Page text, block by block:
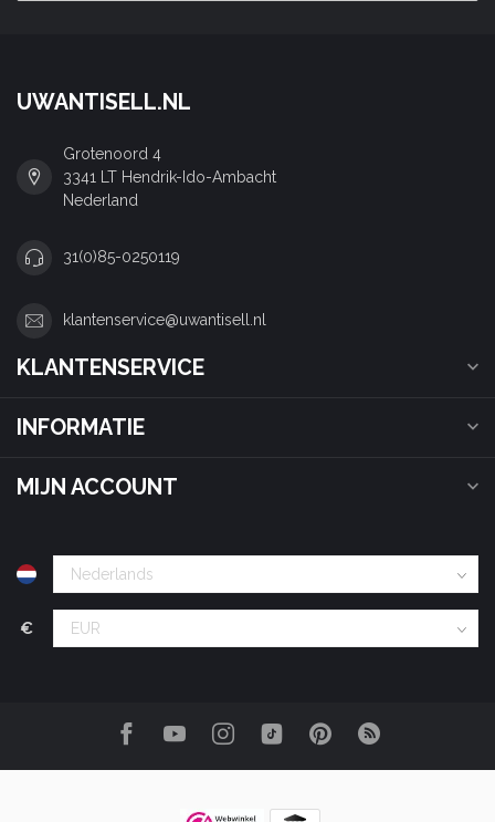
UWANTISELL.NL
Grotenoord 4
3341 LT Hendrik-Ido-Ambacht
Nederland
31(0)85-0250119
klantenservice@uwantisell.nl
KLANTENSERVICE
INFORMATIE
MIJN ACCOUNT
€